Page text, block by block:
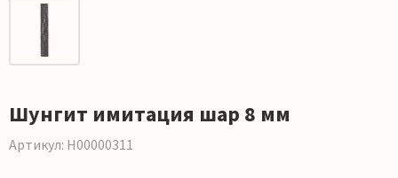
Шунгит имитация шар 8 мм
Артикул: Н00000311